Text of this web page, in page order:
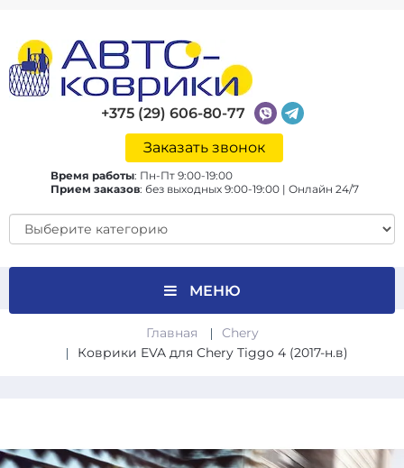
+375 (29) 606-80-77
Заказать звонок
Время работы: Пн-Пт 9:00-19:00
Прием заказов: без выходных 9:00-19:00 | Онлайн 24/7
МЕНЮ
Главная
Chery
Коврики EVA для Chery Tiggo 4 (2017-н.в)